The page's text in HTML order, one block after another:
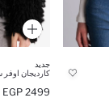
جديد
كارديجان اوفر
2499 EGP